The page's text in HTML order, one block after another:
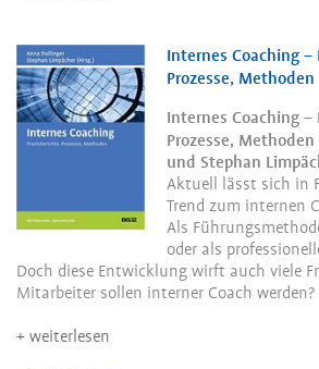
Internes Coaching –
Prozesse, Methoden
Internes Coaching –
Prozesse, Methoden
und Stephan
Aktuell lässt sich in
Trend zum internen
Als
oder als
Doch diese Entwicklung wirft auch viele
Mitarbeiter sollen interner Coach werden?
weiterlesen